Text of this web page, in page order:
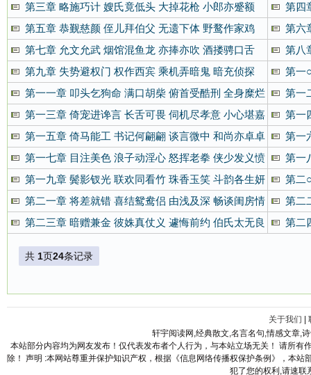
第三章 略施巧计 嫂氏竟低头 大掉花枪 小郎亦蹙额
第四
第五章 恭觐慈颜 侄儿拜伯父 无遗下体 野鹜作家鸡
第六
第七章 允文允武 烟馆混鱼龙 亦捧亦吹 酒搂骋口舌
第八
第九章 失势避权门 权作西宾 乘机弄暗鬼 暗充侦探
第一
第一一章 叩头乞狗命 满口胡柴 俯首受酷刑 全身糜烂
第一
第一三章 倚宠进谗言 长舌可畏 伺机尽孝意 小心堪嘉
第一
第一五章 倚马能工 书记何翩翩 谈言微中 和尚亦卓卓
第一
第一七章 目注美色 浪子动淫心 怒挥老拳 侠少发义愤
第一
第一九章 鬓影钗光 联欢同看竹 珠香玉笑 斗韵各生妍
第二
第二一章 将差就错 喜结鸳鸯侣 由浅及深 畅谈闺房情
第二
第二三章 暗赠兼金 彼姝真仗义 遽悔前约 伯氏太无良
第二
共 1页24条记录
关于我们
轩宇阅读网,经典散文,名言名句,情感文章,
本站部分内容均为网友发布！仅代表发布者个人行为，与本站立场无关！ 请所
除！ 声明 :本网站尊重并保护知识产权，根据《信息网络传播权保护条例》，本
犯了您的权利,请速联